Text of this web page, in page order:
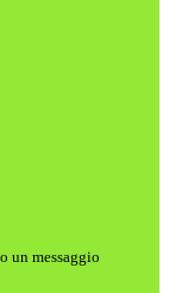
un messaggio